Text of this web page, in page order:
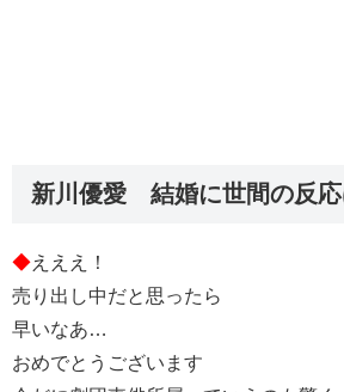
新川優愛 結婚に世間の反応
◆えええ！
売り出し中だと思ったら
早いなあ…
おめでとうございます